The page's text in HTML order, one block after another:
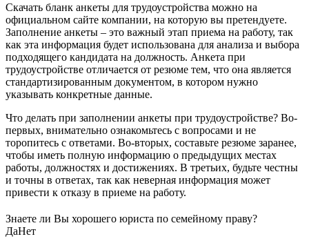
Скачать бланк анкеты для трудоустройства можно на
официальном сайте компании, на которую вы претендуете.
Заполнение анкеты – это важный этап приема на работу, так
как эта информация будет использована для анализа и выбора
подходящего кандидата на должность. Анкета при
трудоустройстве отличается от резюме тем, что она является
стандартизированным документом, в котором нужно
указывать конкретные данные.
Что делать при заполнении анкеты при трудоустройстве? Во-
первых, внимательно ознакомьтесь с вопросами и не
торопитесь с ответами. Во-вторых, составьте резюме заранее,
чтобы иметь полную информацию о предыдущих местах
работы, должностях и достижениях. В третьих, будьте честны
и точны в ответах, так как неверная информация может
привести к отказу в приеме на работу.
Знаете ли Вы хорошего юриста по семейному праву?
ДаНет